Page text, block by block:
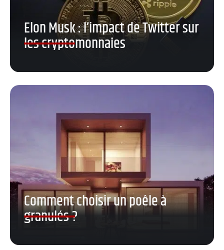
Elon Musk : l’impact de Twitter sur
les cryptomonnaies
Comment choisir un poêle à
granulés ?